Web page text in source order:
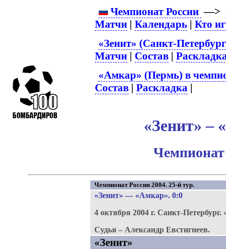
Чемпионат России —>
Матчи |Календарь |Кто
«Зенит» (Санкт-
Матчи | Состав |
«Амкар» (Пермь) в
Состав |Раскладка |
«Зенит» –
Чемпионат
Чемпионат России 2004. 25-й тур.
«Зенит» — «Амкар». 0:0
4 октября 2004 г. Санкт-Петербург.
Судья – Александр Евстигнеев.
«Зенит»